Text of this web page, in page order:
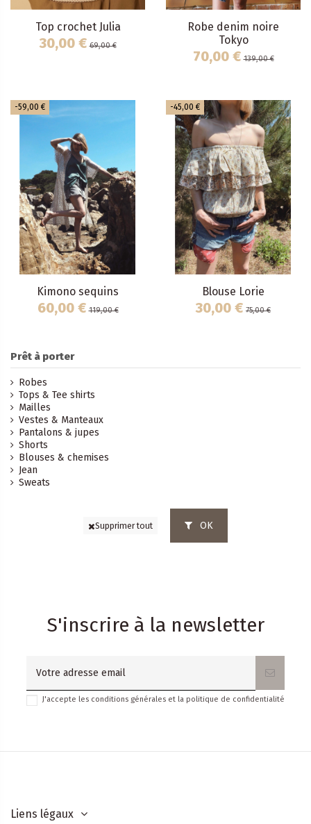
Top crochet Julia
30,00 € 69,00 €
Robe denim noire
Tokyo
70,00 € 139,00 €
-59,00 €
Kimono sequins
60,00 € 119,00 €
-45,00 €
Blouse Lorie
30,00 € 75,00 €
Prêt à porter
Robes
Tops & Tee shirts
Mailles
Vestes & Manteaux
Pantalons & jupes
Shorts
Blouses & chemises
Jean
Sweats
Supprimer tout OK
S'inscrire à la newsletter
J'accepte les conditions générales et la politique de confidentialité
Liens légaux